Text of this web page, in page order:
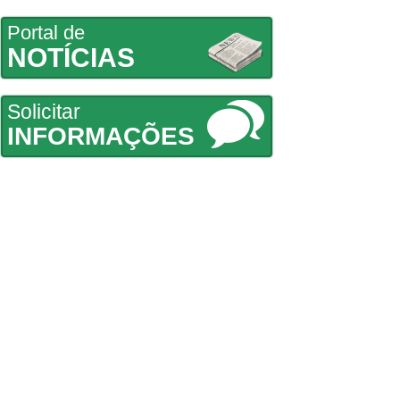
Portal de
NOTÍCIAS
Solicitar
INFORMAÇÕES